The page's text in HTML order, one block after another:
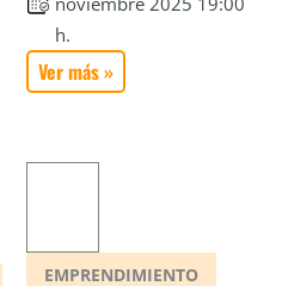
h.
Ver más »
EMPRENDIMIENTO